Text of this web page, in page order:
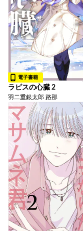
電子書籍
ラピスの心臓 2
羽二重銀太郎 路那